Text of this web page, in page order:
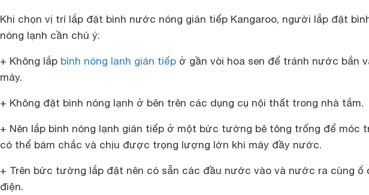
Khi chọn vị trí lắp đặt bình nước nóng gián tiếp Kangaroo, người lắp đặt
nóng lạnh cần chú ý:
+ Không lắp bình nóng lạnh gián tiếp ở gần vòi hoa sen để tránh nước bắn
máy.
+ Không đặt bình nóng lạnh ở bên trên các dụng cụ nội thất trong nhà tắm.
+ Nên lắp bình nóng lạnh gián tiếp ở một bức tường bê tông trống để móc
có thể bám chắc và chịu được trọng lượng lớn khi máy đầy nước.
+ Trên bức tường lắp đặt nên có sẵn các đầu nước vào và nước ra cùng ổ
điện.